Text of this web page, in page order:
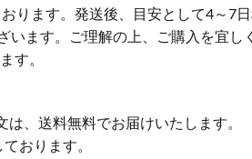
ます。発送後、目安として4～7日
ます。ご理解の上、ご購入を宜し
す。
、送料無料でお届けいたします。
おります。